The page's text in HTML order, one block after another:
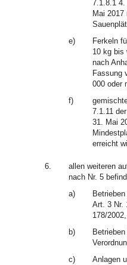
7.1.8.1
Mai
e)
Ferkeln
10 kg bis
nach
Fassung
000 oder
f)
7.1.11
31. Mai
erreicht
6.
allen weiteren
nach Nr. 5
a)
Art. 3 Nr.
178/2002,
b)
c)
Anlagen